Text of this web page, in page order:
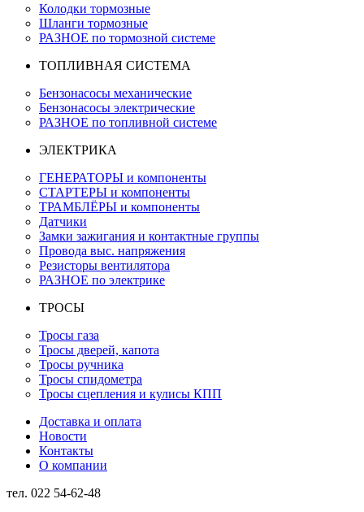
Колодки тормозные
Шланги тормозные
РАЗНОЕ по тормозной системе
ТОПЛИВНАЯ СИСТЕМА
Бензонасосы механические
Бензонасосы электрические
РАЗНОЕ по топливной системе
ЭЛЕКТРИКА
ГЕНЕРАТОРЫ и компоненты
СТАРТЕРЫ и компоненты
ТРАМБЛЁРЫ и компоненты
Датчики
Замки зажигания и контактные группы
Провода выс. напряжения
Резисторы вентилятора
РАЗНОЕ по электрике
ТРОСЫ
Тросы газа
Тросы дверей, капота
Тросы ручника
Тросы спидометра
Тросы сцепления и кулисы КПП
Доставка и оплата
Новости
Контакты
О компании
тел. 022 54-62-48